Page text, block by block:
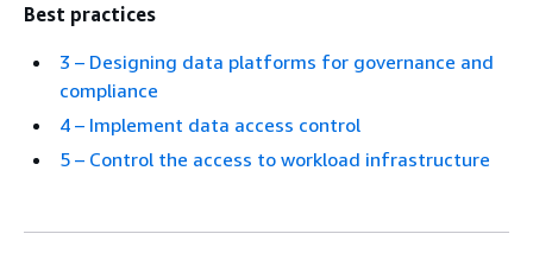
Best practices
3 – Designing data platforms for governance and
compliance
4 – Implement data access control
5 – Control the access to workload infrastructure